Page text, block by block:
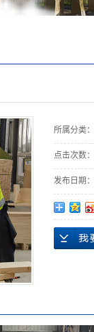
所属分类：
点击次数：
发布日期：